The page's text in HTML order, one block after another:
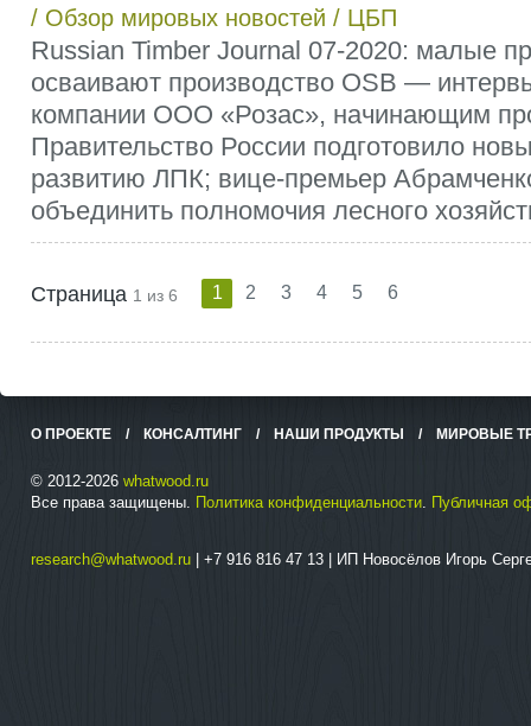
/ Обзор мировых новостей / ЦБП
Russian Timber Journal 07-2020: малые
осваивают производство OSB —
компании OOO «Розас», начинающим
Правительство России подготовило
развитию ЛПК; вице-премьер
объединить полномочия лесного
Страница 1 из 6 1 2 3 4 5 6
О ПРОЕКТЕ / КОНСАЛТИНГ / НАШИ ПРОДУКТЫ / МИРОВЫЕ
© 2012-2026 whatwood.ru
Все права защищены. Политика конфиденциальности. Публичная
research@whatwood.ru | +7 916 816 47 13 | ИП Новосёлов Игорь